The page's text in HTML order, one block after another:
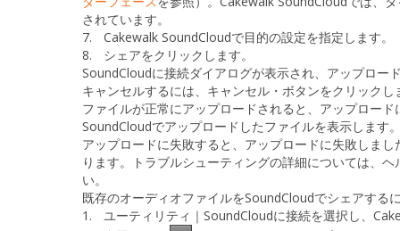
されています。
7.
Cakewalk SoundCloudで目的の設定を指定します。
8.
シェアをクリックします。
SoundCloudに接続ダイアログが表示され、アップロー
キャンセルするには、 キャンセル ・ボタンをクリックし
ファイルが正常にアップロードされると、 アップロード
SoundCloudでアップロードしたファイルを表示します
アップロードに失敗すると、 アップロードに失敗しまし
ります。トラブルシューティングの詳細については、 ヘ
い。
既存のオーディオファイルをSoundCloudでシェアする
1.
ユーティリティ｜SoundCloudに接続を選択し、